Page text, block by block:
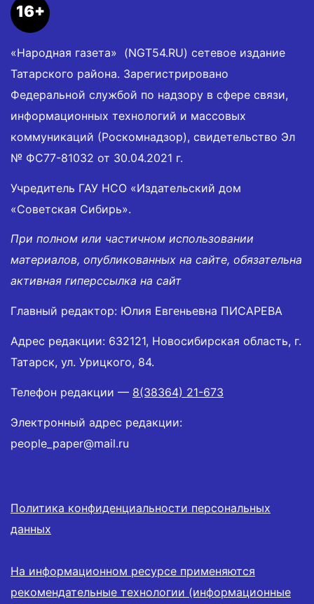
16+
«Народная газета» (NGT54.RU) сетевое издание
Татарского района. Зарегистрировано
Федеральной службой по надзору в сфере связи,
информационных технологий и массовых
коммуникаций (Роскомнадзор), свидетельство Эл
№ ФС77-81032 от 30.04.2021 г.
Учредитель ГАУ НСО «Издательский дом
«Советская Сибирь».
При полном или частичном использовании
материалов, опубликованных на сайте, обязательна
активная гиперссылка на сайт
Главный редактор: Юлия Евгеньевна ПИСАРЕВА
Адрес редакции: 632121, Новосибирская область, г.
Татарск, ул. Урицкого, 84.
Телефон редакции — 8(38364) 21-673
Электронный адрес редакции:
people_paper@mail.ru
Политика конфиденциальности персональных
данных
На информационном ресурсе применяются
рекомендательные технологии (информационные